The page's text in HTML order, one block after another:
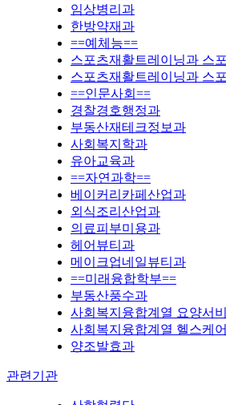
임상병리과
한방약재과
==예체능==
스포츠재활트레이닝과 스
스포츠재활트레이닝과 스
==인문사회==
경찰경호행정과
부동산재테크정보과
사회복지학과
유아교육과
==자연과학==
베이커리카페산업과
외식조리산업과
의료피부미용과
헤어뷰티과
메이크업네일뷰티과
==미래융합학부==
부동산풍수과
사회복지융합계열 요양서
사회복지융합계열 헬스케
양조발효과
관련기관